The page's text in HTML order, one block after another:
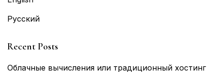
Русский
Recent Posts
Облачные вычисления или традиционный хостинг